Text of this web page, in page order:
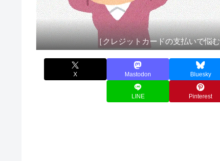
［クレジットカードの支払いで悩
X Mastodon Bluesky
LINE Pinterest